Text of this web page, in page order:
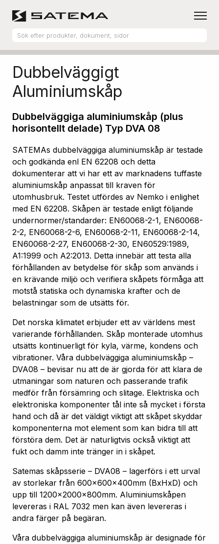
Produktsortiment Aluminiumskåp
Dubbelväggigt
Aluminiumskåp
Dubbelväggiga aluminiumskåp (plus
horisontellt delade) Typ DVA 08
SATEMAs dubbelväggiga aluminiumskåp är testade
och godkända enl EN 62208 och detta
dokumenterar att vi har ett av marknadens tuffaste
aluminiumskåp anpassat till kraven för
utomhusbruk. Testet utfördes av Nemko i enlighet
med EN 62208. Skåpen är testade enligt följande
undernormer/standarder: EN60068-2-1, EN60068-
2-2, EN60068-2-6, EN60068-2-11, EN60068-2-14,
EN60068-2-27, EN60068-2-30, EN60529:1989,
A1:1999 och A2:2013. Detta innebär att testa alla
förhållanden av betydelse för skåp som används i
en krävande miljö och verifiera skåpets förmåga att
motstå statiska och dynamiska krafter och de
belastningar som de utsätts för.
Det norska klimatet erbjuder ett av världens mest
varierande förhållanden. Skåp monterade utomhus
utsätts kontinuerligt för kyla, värme, kondens och
vibrationer. Våra dubbelväggiga aluminiumskåp –
DVA08 – bevisar nu att de är gjorda för att klara de
utmaningar som naturen och passerande trafik
medför från försämring och slitage. Elektriska och
elektroniska komponenter tål inte så mycket i första
hand och då är det väldigt viktigt att skåpet skyddar
komponenterna mot element som kan bidra till att
förstöra dem. Det är naturligtvis också viktigt att
fukt och damm inte tränger in i skåpet.
Satemas skåpsserie – DVA08 – lagerförs i ett urval
av storlekar från 600x600x400mm (BxHxD) och
upp till 1200x2000x800mm. Aluminiumskåpen
levereras i RAL 7032 men kan även levereras i
andra färger på begäran.
Våra dubbelväggiga aluminiumskåp är designade för